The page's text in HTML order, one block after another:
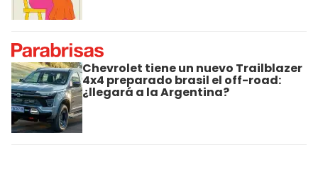
Chevrolet tiene un nuevo Trailblazer
4x4 preparado brasil el off-road:
¿llegará a la Argentina?